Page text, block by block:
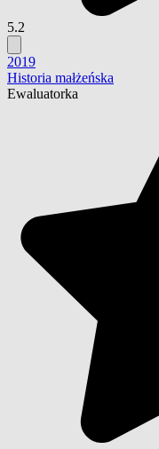
5.2
2019
Historia małżeńska
Ewaluatorka